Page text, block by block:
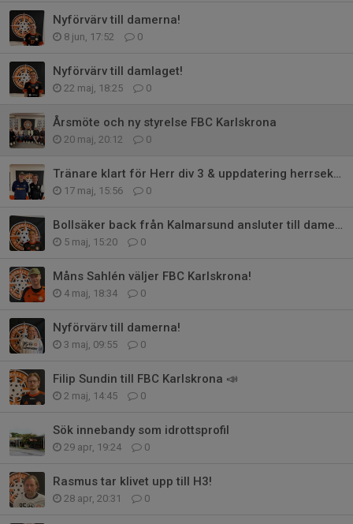
Nyförvärv till damerna!
8 jun, 17:52 0
Nyförvärv till damlaget!
22 maj, 18:25 0
Årsmöte och ny styrelse FBC Karlskrona
20 maj, 20:12 0
Tränare klart för Herr div 3 & uppdatering herrsektionen/herrjunior
17 maj, 15:56 0
Bollsäker back från Kalmarsund ansluter till damerna!
5 maj, 15:20 0
Måns Sahlén väljer FBC Karlskrona!
4 maj, 18:34 0
Nyförvärv till damerna!
3 maj, 09:55 0
Filip Sundin till FBC Karlskrona 📣
2 maj, 14:45 0
Sök innebandy som idrottsprofil
29 apr, 19:24 0
Rasmus tar klivet upp till H3!
28 apr, 20:31 0